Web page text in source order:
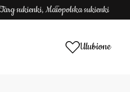
sukienki, Małopolska sukienki
Ulubione